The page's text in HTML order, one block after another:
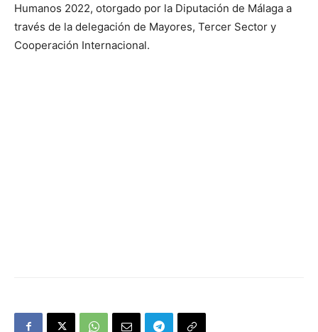
Humanos 2022, otorgado por la Diputación de Málaga a
través de la delegación de Mayores, Tercer Sector y
Cooperación Internacional.